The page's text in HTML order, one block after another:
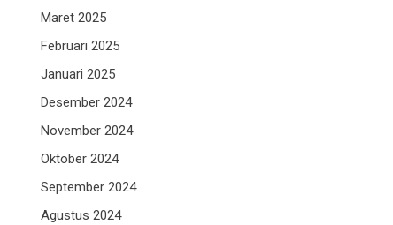
Maret 2025
Februari 2025
Januari 2025
Desember 2024
November 2024
Oktober 2024
September 2024
Agustus 2024